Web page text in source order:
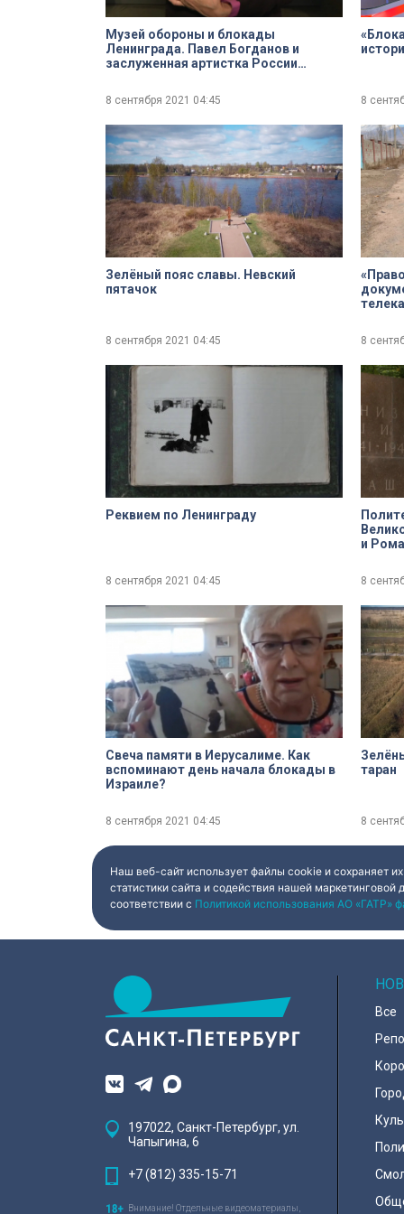
Музей обороны и блокады
Ленинграда. Павел Богданов и
заслуженная артистка России
сохранения памяти о блокаде
8 сентября 2021 04:45 8
Зелёный пояс славы. Невский
пятачок
8 сентября 2021 04:45 8
Реквием по Ленинграду
8 сентября 2021 04:45
и Роман Панов, ведущий специалист
8
Свеча памяти в Иерусалиме. Как
вспоминают день начала блокады в
Израиле?
8 сентября 2021 04:45
таран
8
Наш веб-сайт использует файлы cookie и сохраняет
статистики сайта и содействия нашей
соответствии с Политикой использования АО «ГАТР»
197022, Санкт-Петербург, ул.
Чапыгина, 6
+7 (812) 335-15-71
Внимание! Отдельные видеоматериалы,
Все